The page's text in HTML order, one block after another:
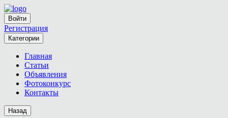
Войти
Регистрация
Категории
Главная
Статьи
Объявления
Фотоконкурс
Контакты
Назад